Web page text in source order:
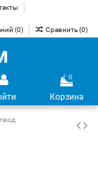
(0) Сравнить (0)
0
Корзина